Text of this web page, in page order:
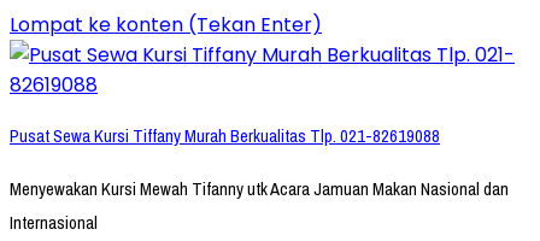
Lompat ke konten (Tekan Enter)
Pusat Sewa Kursi Tiffany Murah Berkualitas Tlp. 021-82619088
Menyewakan Kursi Mewah Tifanny utk Acara Jamuan Makan Nasional dan
Internasional